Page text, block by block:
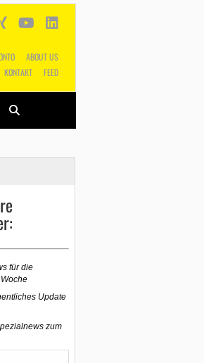
ABOUT US
KONTAKT FEED
für die
Update
zum